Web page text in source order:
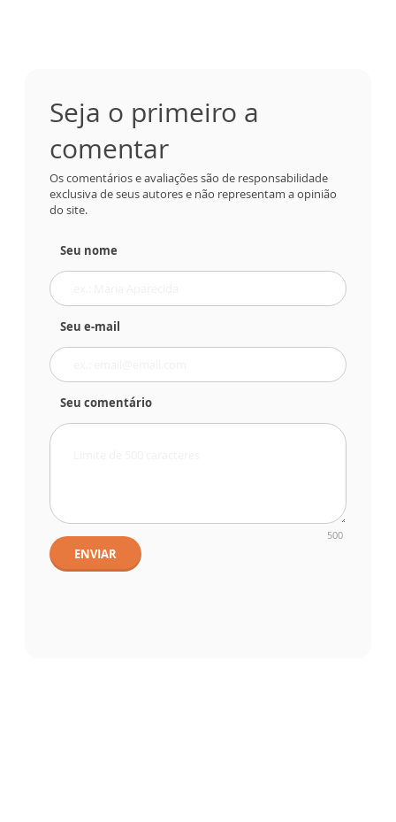
Seja o primeiro a
comentar
Os comentários e avaliações são de responsabilidade
exclusiva de seus autores e não representam a opinião
do site.
Seu nome
Seu e-mail
Seu comentário
500
ENVIAR